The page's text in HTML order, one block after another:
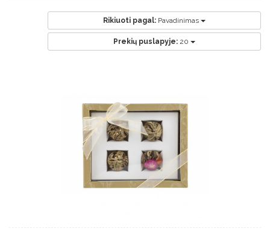
Rikiuoti pagal: Pavadinimas
Prekių puslapyje: 20